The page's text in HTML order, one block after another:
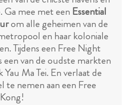
Ga mee met een Essential
om alle geheimen van de
en haar koloniale
Tijdens een Free Night
een van de oudste markten
Yau Ma Tei. En verlaat de
te nemen aan een Free